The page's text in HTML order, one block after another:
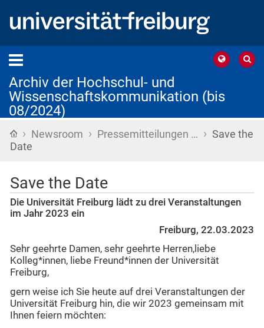
Archiv der Hochschul- und
Wissenschaftskommunikation (bis
08/2024)
Startseite
› Newsroom › Pressemitteilungen … › Save the
Date
Save the Date
Die Universität Freiburg lädt zu drei Veranstaltungen
im Jahr 2023 ein
Freiburg, 22.03.2023
Sehr geehrte Damen, sehr geehrte Herren,liebe
Kolleg*innen, liebe Freund*innen der Universität
Freiburg,
gern weise ich Sie heute auf drei Veranstaltungen der
Universität Freiburg hin, die wir 2023 gemeinsam mit
Ihnen feiern möchten: